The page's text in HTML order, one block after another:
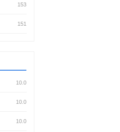
153
151
10.0
10.0
10.0